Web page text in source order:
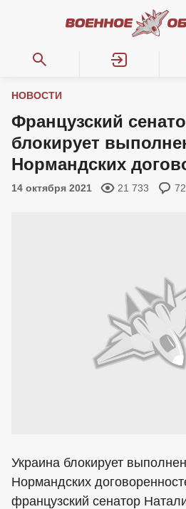
НОВОСТИ
Французский
блокирует
Нормандских
14 октября 2021 21 733 72
Украина блокирует
Нормандских
французский сенатор